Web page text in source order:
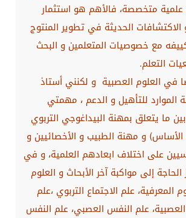
متخصصة، فالأهم هو استثمار
الحديثة في تطوير المنتوج
مع خصوصيات المتعلمين و البحث
التعلم.
في العلوم العصبية و لكنني أستاذ
للتأهيل و الدعم ، مهمتي
ما يتعلق بمهنة البيداغوجي التربوي
الأساس) و مهنة الطبيب و الأخصائيين و
على اختلاف ابعادهم العلمية، و في
إلى مواكبة آخر الأبحاث و العلوم
المعرفية، علم الاجتماع التربوي ،علم
علم النفس العصبي، علم النفس